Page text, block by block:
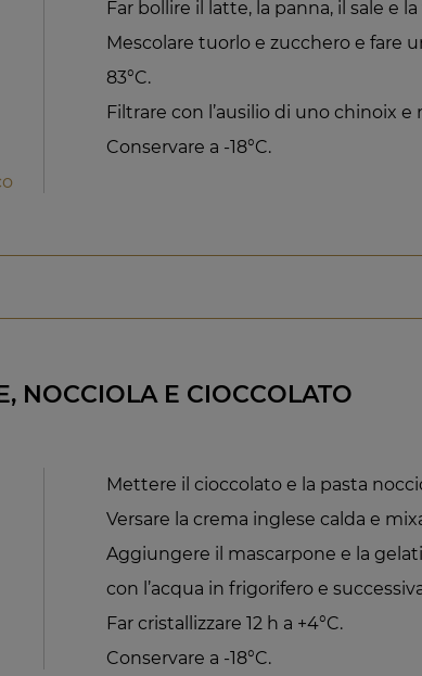
Far bollire il latte, la panna, il sale e
Mescolare tuorlo e zucchero e fare
83°C.
Filtrare con l’ausilio di uno chinoix e
Conservare a -18°C.
NOCCIOLA E CIOCCOLATO
Mettere il cioccolato e la pasta
Versare la crema inglese calda e
Aggiungere il mascarpone e la
con l’acqua in frigorifero e
Far cristallizzare 12 h a +4°C.
Conservare a -18°C.